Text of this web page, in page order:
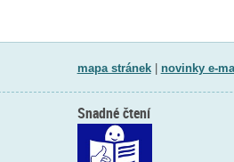
mapa stránek| novinky e-
Snadné čtení